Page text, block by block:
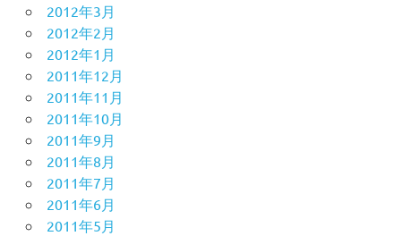
2012年3月
2012年2月
2012年1月
2011年12月
2011年11月
2011年10月
2011年9月
2011年8月
2011年7月
2011年6月
2011年5月